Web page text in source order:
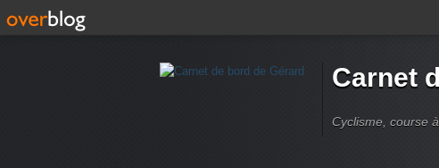
Carnet
Cyclisme, course